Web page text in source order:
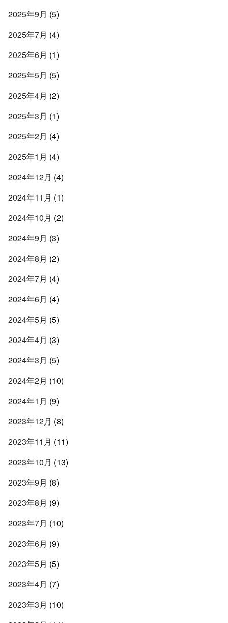
2025年9月 (5)
2025年7月 (4)
2025年6月 (1)
2025年5月 (5)
2025年4月 (2)
2025年3月 (1)
2025年2月 (4)
2025年1月 (4)
2024年12月 (4)
2024年11月 (1)
2024年10月 (2)
2024年9月 (3)
2024年8月 (2)
2024年7月 (4)
2024年6月 (4)
2024年5月 (5)
2024年4月 (3)
2024年3月 (5)
2024年2月 (10)
2024年1月 (9)
2023年12月 (8)
2023年11月 (11)
2023年10月 (13)
2023年9月 (8)
2023年8月 (9)
2023年7月 (10)
2023年6月 (9)
2023年5月 (5)
2023年4月 (7)
2023年3月 (10)